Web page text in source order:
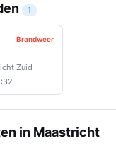
1
Brandweer
Zuid
in Maastricht